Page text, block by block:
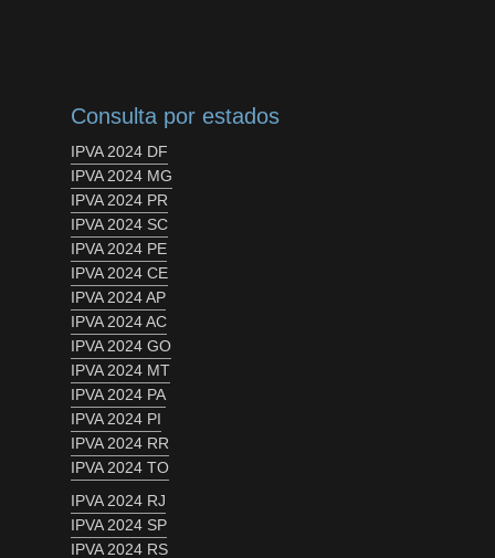
Consulta por estados
IPVA 2024 DF
IPVA 2024 MG
IPVA 2024 PR
IPVA 2024 SC
IPVA 2024 PE
IPVA 2024 CE
IPVA 2024 AP
IPVA 2024 AC
IPVA 2024 GO
IPVA 2024 MT
IPVA 2024 PA
IPVA 2024 PI
IPVA 2024 RR
IPVA 2024 TO
IPVA 2024 RJ
IPVA 2024 SP
IPVA 2024 RS